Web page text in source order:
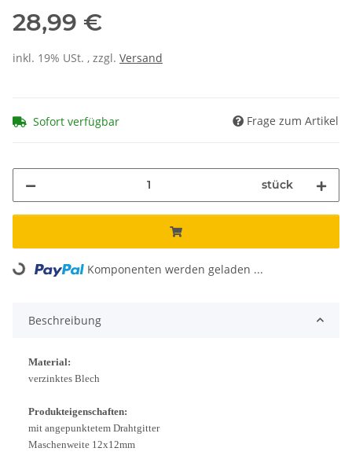
28,99 €
inkl. 19% USt. , zzgl. Versand
Sofort verfügbar Frage zum Artikel
stück
Loading... Komponenten werden geladen ...
Beschreibung
Material:
verzinktes Blech
Produkteigenschaften:
mit angepunktetem Drahtgitter
Maschenweite 12x12mm